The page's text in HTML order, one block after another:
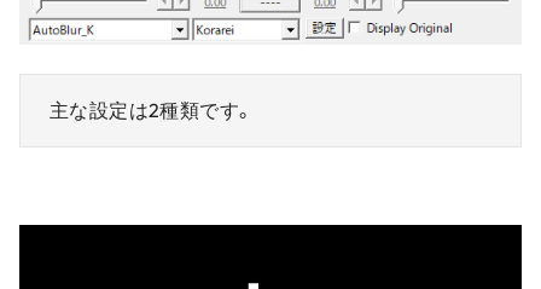
主な設定は2種類です。